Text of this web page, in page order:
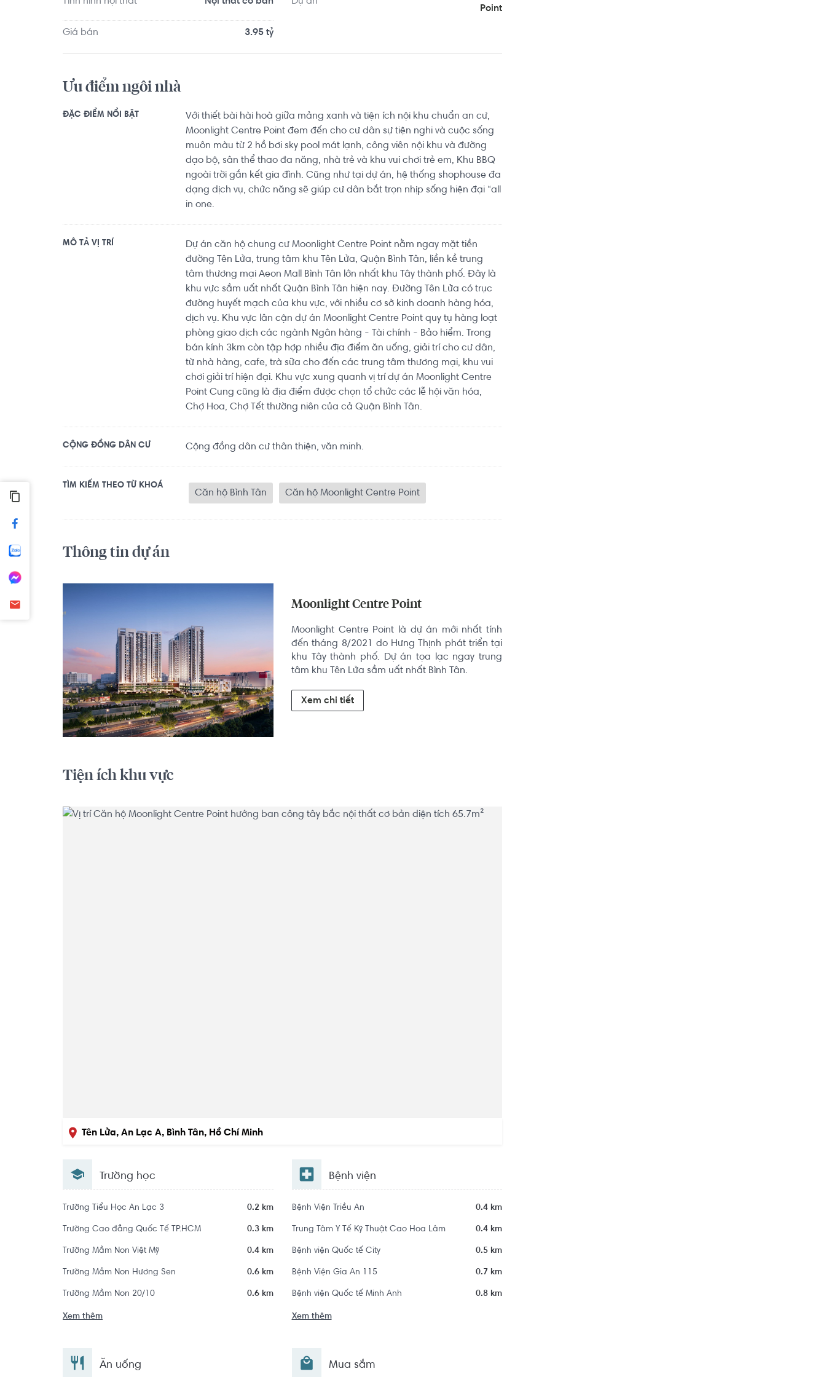
Tết thường niên của cả Quận Bình Tân.
Căn hộ có vị trí cách Trường Đại học Sài Gòn khoảng 7.8km, cách Trường Đại học Sư phạm Thể
dục Thể thao Thành phố Hồ Chí Minh khoảng 5.6km. Di chuyển tới Sân cầu lông Hưng Phú khoảng
về y tế, giáo dục và giải trí.
Point
Giá bán 3.95 tỷ
Ưu điểm ngôi nhà
ĐẶC ĐIỂM NỔI BẬT
Với thiết bài hài hoà giữa mảng xanh và tiện ích nội khu chuẩn an cư,
Moonlight Centre Point đem đến cho cư dân sự tiện nghi và cuộc sống
muôn màu từ 2 hồ bơi sky pool mát lạnh, công viên nội khu và đường
dạo bộ, sân thể thao đa năng, nhà trẻ và khu vui chơi trẻ em, Khu BBQ
ngoài trời gắn kết gia đình. Cũng như tại dự án, hệ thống shophouse đa
dạng dịch vụ, chức năng sẽ giúp cư dân bắt trọn nhịp sống hiện đại “all
in one.
MÔ TẢ VỊ TRÍ
Dự án căn hộ chung cư Moonlight Centre Point nằm ngay mặt tiền
đường Tên Lửa, trung tâm khu Tên Lửa, Quận Bình Tân, liền kề trung
tâm thương mại Aeon Mall Bình Tân lớn nhất khu Tây thành phố. Đây là
khu vực sầm uất nhất Quận Bình Tân hiện nay. Đường Tên Lửa có trục
đường huyết mạch của khu vực, với nhiều cơ sở kinh doanh hàng hóa,
dịch vụ. Khu vực lân cận dự án Moonlight Centre Point quy tụ hàng loạt
phòng giao dịch các ngành Ngân hàng - Tài chính - Bảo hiểm. Trong
bán kính 3km còn tập hợp nhiều địa điểm ăn uống, giải trí cho cư dân,
từ nhà hàng, cafe, trà sữa cho đến các trung tâm thương mại, khu vui
chơi giải trí hiện đại. Khu vực xung quanh vị trí dự án Moonlight Centre
Point Cung cũng là địa điểm được chọn tổ chức các lễ hội văn hóa,
Chợ Hoa, Chợ Tết thường niên của cả Quận Bình Tân.
CỘNG ĐỒNG DÂN CƯ Cộng đồng dân cư thân thiện, văn minh.
TÌM KIẾM THEO TỪ KHOÁ
Căn hộ Bình Tân Căn hộ Moonlight Centre Point
Thông tin dự án
Moonlight Centre Point
Moonlight Centre Point là dự án mới nhất tính
đến tháng 8/2021 do Hưng Thịnh phát triển tại
khu Tây thành phố. Dự án tọa lạc ngay trung
tâm khu Tên Lửa sầm uất nhất Bình Tân.
Xem chi tiết
Tiện ích khu vực
Tên Lửa, An Lạc A, Bình Tân, Hồ Chí Minh
Trường học
Trường Tiểu Học An Lạc 3 0.2 km
Trường Cao đẳng Quốc Tế TP.HCM 0.3 km
Trường Mầm Non Việt Mỹ 0.4 km
Trường Mầm Non Hương Sen 0.6 km
Trường Mầm Non 20/10 0.6 km
Xem thêm
Bệnh viện
Bệnh Viện Triều An 0.4 km
Trung Tâm Y Tế Kỹ Thuật Cao Hoa Lâm 0.4 km
Bệnh viện Quốc tế City 0.5 km
Bệnh Viện Gia An 115 0.7 km
Bệnh viện Quốc tế Minh Anh 0.8 km
Xem thêm
Ăn uống Mua sắm